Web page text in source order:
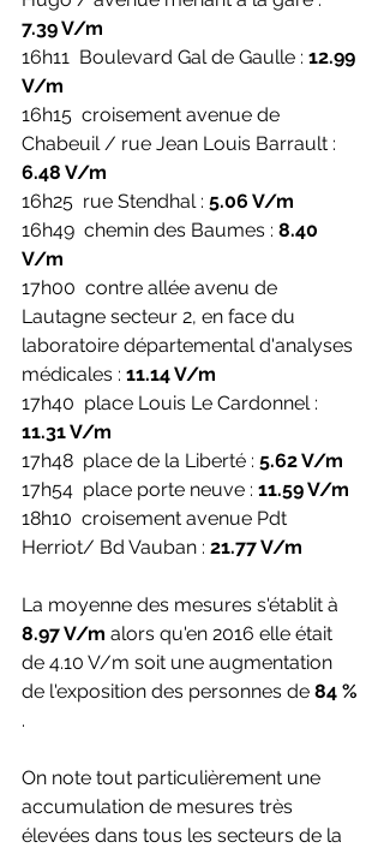
7.39 V/m
16h11  Boulevard Gal de Gaulle : 12.99
V/m
16h15  croisement avenue de
Chabeuil / rue Jean Louis Barrault :
6.48 V/m
16h25  rue Stendhal : 5.06 V/m
16h49  chemin des Baumes : 8.40
V/m
17h00  contre allée avenu de
Lautagne secteur 2, en face du
laboratoire départemental d'analyses
médicales : 11.14 V/m
17h40  place Louis Le Cardonnel :
11.31 V/m
17h48  place de la Liberté : 5.62 V/m
17h54  place porte neuve : 11.59 V/m
18h10  croisement avenue Pdt
Herriot/ Bd Vauban : 21.77 V/m
La moyenne des mesures s'établit à
8.97 V/m alors qu'en 2016 elle était
de 4.10 V/m soit une augmentation
de l'exposition des personnes de 84 %
.
On note tout particulièrement une
accumulation de mesures très
élevées dans tous les secteurs de la